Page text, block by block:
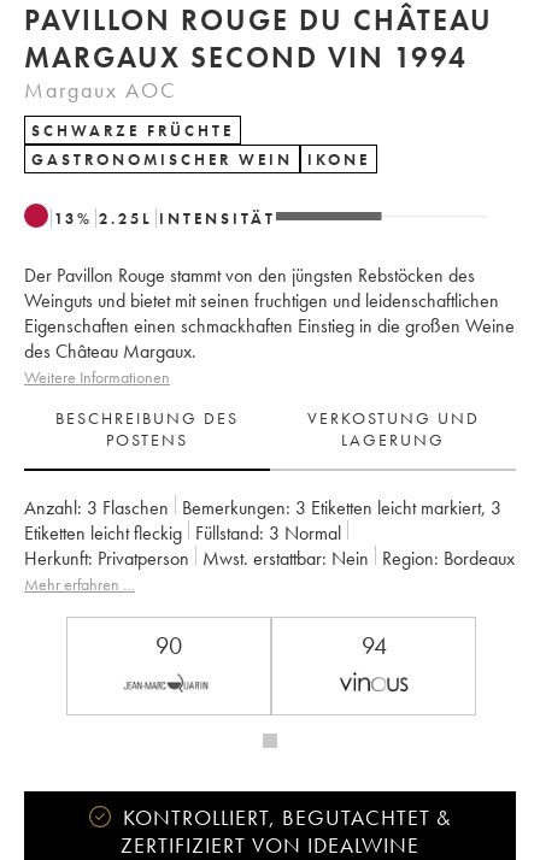
PAVILLON ROUGE DU CHÂTEAU
MARGAUX SECOND VIN 1994
Margaux AOC
SCHWARZE FRÜCHTE
GASTRONOMISCHER WEIN
IKONE
13% 2.25 L INTENSITÄT
Der Pavillon Rouge stammt von den jüngsten Rebstöcken des
Weinguts und bietet mit seinen fruchtigen und leidenschaftlichen
Eigenschaften einen schmackhaften Einstieg in die großen Weine
des Château Margaux.
Weitere Informationen
BESCHREIBUNG DES
POSTENS
VERKOSTUNG UND
LAGERUNG
Anzahl: 3 Flaschen Bemerkungen: 3 Etiketten leicht markiert, 3
Etiketten leicht fleckig Füllstand: 3 Normal
Herkunft:
privatperson Mwst. erstattbar: nein Region:
Bordeaux
Appellation:
Mehr erfahren …
90 94
KONTROLLIERT, BEGUTACHTET &
ZERTIFIZIERT VON IDEALWINE